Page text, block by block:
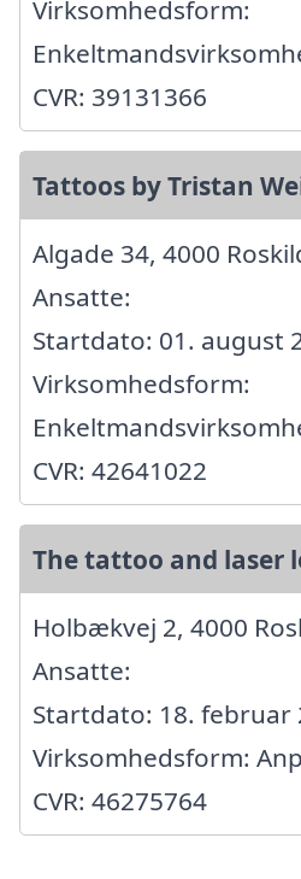
Virksomhedsform:
CVR: 39131366
Tattoos by Tristan
Algade 34, 4000
Ansatte:
Startdato: 01. august
Virksomhedsform:
CVR: 42641022
The tattoo and laser
Holbækvej 2, 4000
Ansatte:
Startdato: 18. februar
Virksomhedsform:
CVR: 46275764